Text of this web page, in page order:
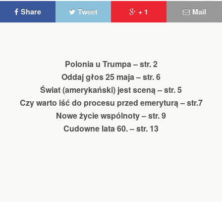
Share Tweet + 1 Mail
Polonia u Trumpa – str. 2
Oddaj głos 25 maja – str. 6
Świat (amerykański) jest sceną – str. 5
Czy warto iść do procesu przed emeryturą – str.7
Nowe życie wspólnoty – str. 9
Cudowne lata 60. – str. 13